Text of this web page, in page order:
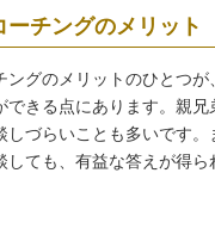
ーチングのメリット
ングのメリットのひとつが
できる点にあります。親
しづらいことも多いです。
しても、有益な答えが得ら